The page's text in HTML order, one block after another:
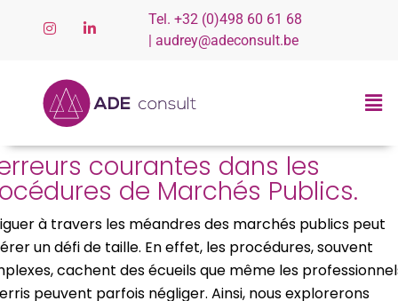
Tel. +32 (0)498 60 61 68
| audrey@adeconsult.be
courantes dans les
de Marchés Publics​.
à travers les méandres des marchés publics peut
un défi de taille. En effet, les procédures, souvent
cachent des écueils que même les
peuvent parfois négliger. Ainsi, nous explorerons